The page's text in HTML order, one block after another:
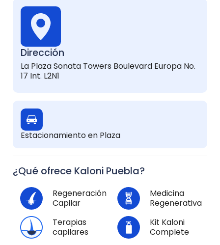
Dirección
La Plaza Sonata Towers Boulevard Europa No.
17 Int. L2N1
Estacionamiento en Plaza
¿Qué ofrece Kaloni Puebla?
Regeneración
Capilar
Terapias
capilares
Medicina
Regenerativa
Kit Kaloni
Complete